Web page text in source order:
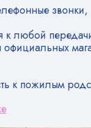
к любой
официальных
к пожилым